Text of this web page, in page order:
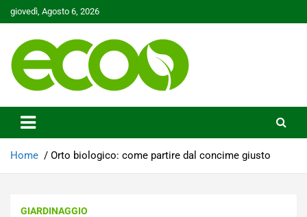
Skip
to
giovedì, Agosto 6, 2026
Ecoo.it
Home Orto biologico: come partire dal concime giusto
GIARDINAGGIO